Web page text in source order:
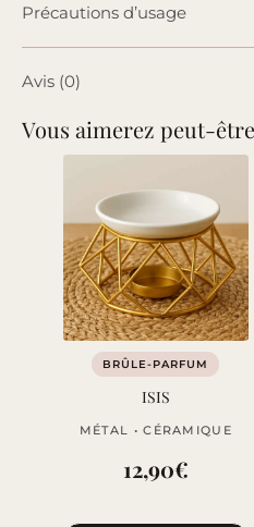
Précautions d’usage
Avis (0)
Vous aimerez peut-
BRÛLE-PARFUM
ISIS
MÉTAL • CÉRAMIQUE
12,90€